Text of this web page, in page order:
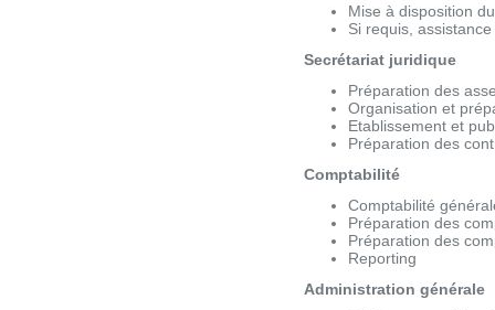
Mise à disposition
Si requis,
Secrétariat juridique
Préparation des
Organisation et
Etablissement et
Préparation des
Comptabilité
Comptabilité
Préparation des
Préparation des
Reporting
Administration générale